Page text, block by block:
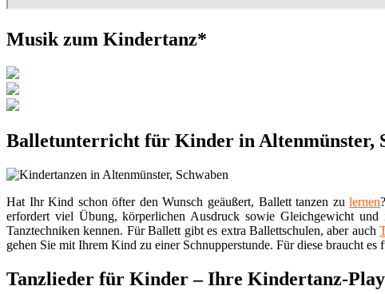
Musik zum Kindertanz*
Balletunterricht für Kinder in Altenmünster,
Hat Ihr Kind schon öfter den Wunsch geäußert, Ballett tanzen zulernen
erfordert viel Übung, körperlichen Ausdruck sowie Gleichgewicht
Tanztechniken kennen. Für Ballett gibt es extra Ballettschulen, aber auch
gehen Sie mit Ihrem Kind zu einer Schnupperstunde. Für diese braucht
Tanzlieder für Kinder – Ihre Kindertanz-